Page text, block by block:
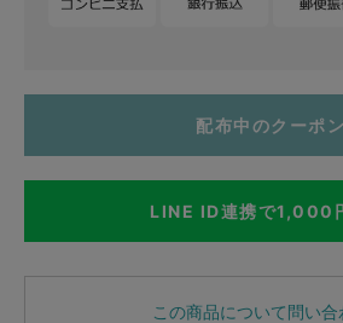
配布中のクーポン
LINE ID連携で1,000
この商品について問い合